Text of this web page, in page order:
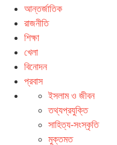
আন্তর্জাতিক
রাজনীতি
শিক্ষা
খেলা
বিনোদন
প্রবাস
ইসলাম ও জীবন
তথ্যপ্রযুক্তি
সাহিত্য-সংস্কৃতি
মুক্তমত